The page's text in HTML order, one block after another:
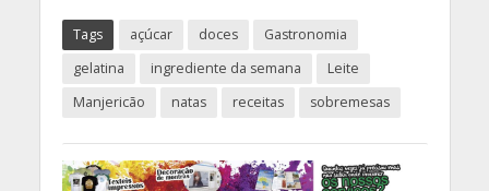
Tags açúcar doces
Gastronomia
gelatina
ingrediente da semana
Leite
Manjericão
natas receitas sobremesas